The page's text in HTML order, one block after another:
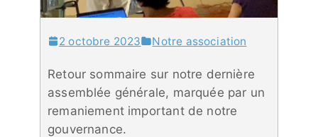
2 octobre 2023 Notre association
Retour sommaire sur notre dernière
assemblée générale, marquée par un
remaniement important de notre
gouvernance.